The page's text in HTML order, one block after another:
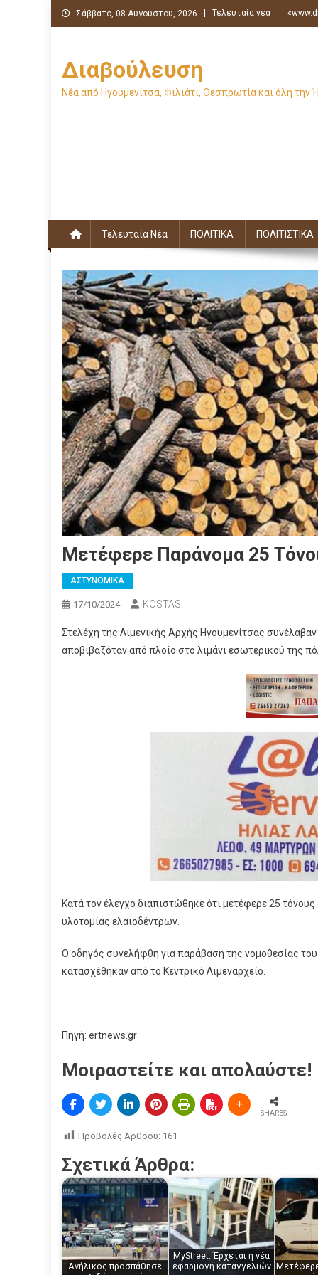
Μεταπηδήστε
στο
Σάββατο, 08 Αυγούστου, 2026 Τελευταία νέα
Διαβούλευση
Νέα από Ηγουμενίτσα, Φιλιάτι, Θεσπρωτία και όλη την
Τελευταία Νέα ΠΟΛΙΤΙΚΑ ΠΟΛΙΤΙΣΤΙΚΑ
Μετέφερε Παράνομα 25
ΑΣΤΥΝΟΜΙΚΑ
17/10/2024 KOSTAS
Στελέχη της Λιμενικής Αρχής Ηγουμενίτσας
αποβιβαζόταν από πλοίο στο λιμάνι εσωτερικού της
Κατά τον έλεγχο διαπιστώθηκε ότι μετέφερε 25
υλοτομίας ελαιοδέντρων.
Ο οδηγός συνελήφθη για παράβαση της νομοθεσίας
κατασχέθηκαν από το Κεντρικό Λιμεναρχείο.
Πηγή: ertnews.gr
Μοιραστείτε και απολαύστε!
SHARES
Προβολές Άρθρου: 161
Σχετικά Άρθρα:
Ανήλικος προσπάθησε
MyStreet: Έρχεται η νέα
εφαρμογή καταγγελιών